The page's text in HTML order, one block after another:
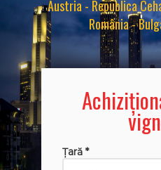
Austria - Republica
România -
Țară *